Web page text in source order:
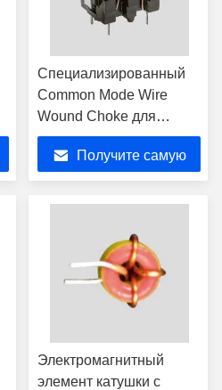
Специализированный
Common Mode Wire
Wound Choke для
электронных
энергосистем
Получите самую
Электромагнитный
элемент катушки с